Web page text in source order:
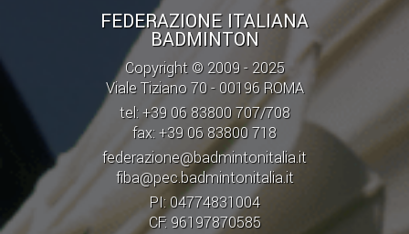
FEDERAZIONE ITALIANA
BADMINTON
Copyright © 2009 - 2025
Viale Tiziano 70 - 00196 ROMA
tel: +39 06 83800 707/708
fax: +39 06 83800 718
federazione@badmintonitalia.it
fiba@pec.badmintonitalia.it
PI: 04774831004
CF: 96197870585